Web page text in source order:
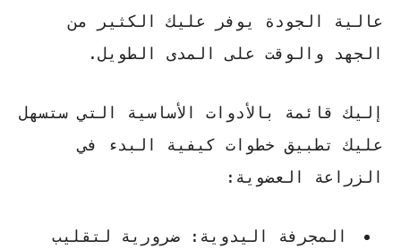
عالية الجودة يوفر عليك الكثير من
الجهد والوقت على المدى الطويل.
إليك قائمة بالأدوات الأساسية التي ستسهل
عليك تطبيق خطوات كيفية البدء في
الزراعة العضوية :
المجرفة اليدوية:
ضرورية لتقليب